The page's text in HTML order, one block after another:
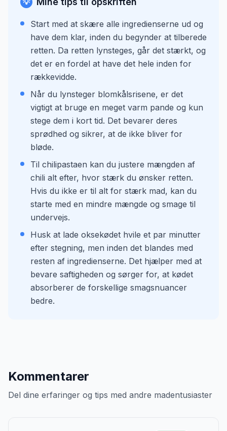
💡
Start med at skære alle ingredienserne ud og
have dem klar, inden du begynder at tilberede
retten. Da retten lynsteges, går det stærkt, og
det er en fordel at have det hele inden for
rækkevidde.
Når du lynsteger blomkålsrisene, er det
vigtigt at bruge en meget varm pande og kun
stege dem i kort tid. Det bevarer deres
sprødhed og sikrer, at de ikke bliver for
bløde.
Til chilipastaen kan du justere mængden af
chili alt efter, hvor stærk du ønsker retten.
Hvis du ikke er til alt for stærk mad, kan du
starte med en mindre mængde og smage til
undervejs.
Husk at lade oksekødet hvile et par minutter
efter stegning, men inden det blandes med
resten af ingredienserne. Det hjælper med at
bevare saftigheden og sørger for, at kødet
absorberer de forskellige smagsnuancer
bedre.
Kommentarer
Del dine erfaringer og tips med andre madentusiaster